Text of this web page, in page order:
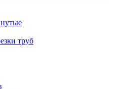
труб